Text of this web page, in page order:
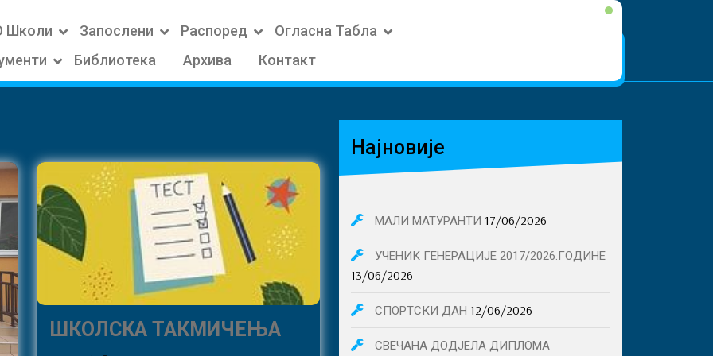
Школи Запослени Распоред
Огласна Табла
Библиотека Архива Контакт
ШКОЛСКА ТАКМИЧЕЊАШКОЛСКА
Најновије
МАЛИ МАТУРАНТИ 17/06/2026
УЧЕНИК ГЕНЕРАЦИЈЕ 2017/2026.ГОДИНЕ
13/06/2026
СПОРТСКИ ДАН 12/06/2026
СВЕЧАНА ДОДЈЕЛА ДИПЛОМА